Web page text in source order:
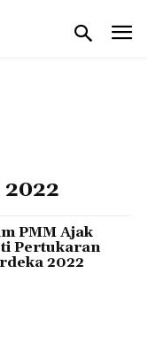
PMM Ajak
Pertukaran
2022